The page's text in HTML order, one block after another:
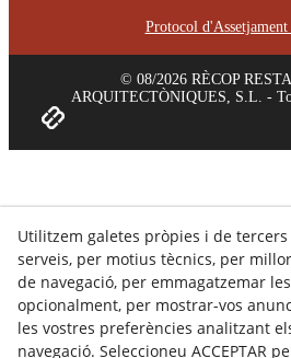
Protocol
© 08/2026 RÈCOP
ARQUITECTÒNIQUES, S.L. -
Utilitzem galetes pròpies i de
serveis, per motius tècnics, per
de navegació, per emmagatzemar
opcionalment, per mostrar-vos
les vostres preferències analitzant
navegació. Seleccioneu ACCEPTAR